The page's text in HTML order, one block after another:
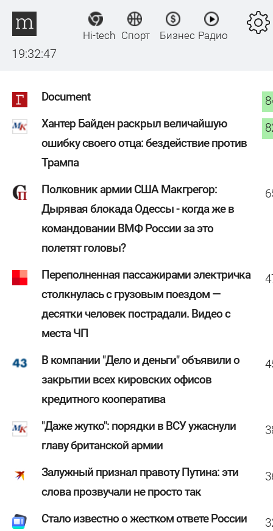
19:32:48
Hi-tech Спорт Бизнес Радио
Document
Хантер Байден раскрыл величайшую
ошибку своего отца: бездействие против
Трампа
Полковник армии США Макгрегор:
Дырявая блокада Одессы - когда же в
командовании ВМФ России за это
полетят головы?
Переполненная пассажирами электричка
столкнулась с грузовым поездом —
десятки человек пострадали. Видео с
места ЧП
В компании "Дело и деньги" объявили о
закрытии всех кировских офисов
кредитного кооператива
"Даже жутко": порядки в ВСУ ужаснули
главу британской армии
Залужный признал правоту Путина: эти
слова прозвучали не просто так
Стало известно о жестком ответе России